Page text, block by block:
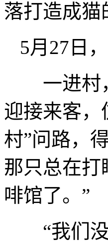
落打造成猫
5月27日
一进村，
迎接来客，
村”问路，
那只总在打
啡馆了。”
“我们没